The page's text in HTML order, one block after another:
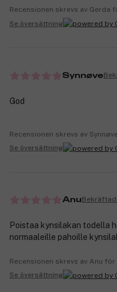
Recensionen skrevs av Gerda
Se översättning
Synnøve
God
Recensionen skrevs av
Se översättning
Anu
Poistaa kynsilakan todella
normaaleille pahoille
Recensionen skrevs av Anu
Se översättning